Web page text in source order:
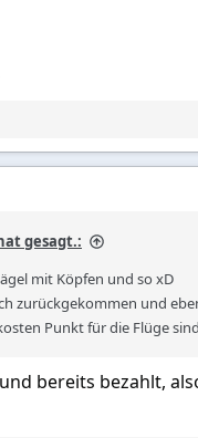
gesagt.:
mit Köpfen und so xD
zurückgekommen und
Punkt für die Flüge
bereits bezahlt,